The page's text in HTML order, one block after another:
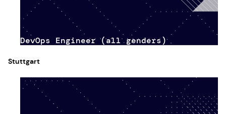
DevOps Engineer (all genders)
Stuttgart